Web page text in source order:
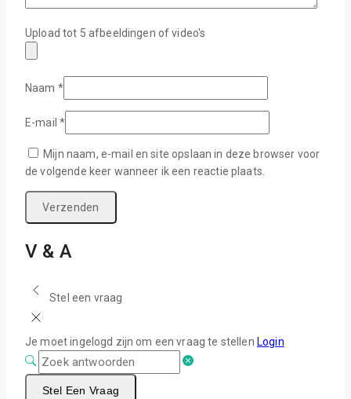
Upload tot 5 afbeeldingen of video's
Naam *
E-mail*
Mijn naam, e-mail en site opslaan in deze browser voor
de volgende keer wanneer ik een reactie plaats.
V & A
Stel een vraag
Je moet ingelogd zijn om een vraag te stellen Login
Stel Een Vraag